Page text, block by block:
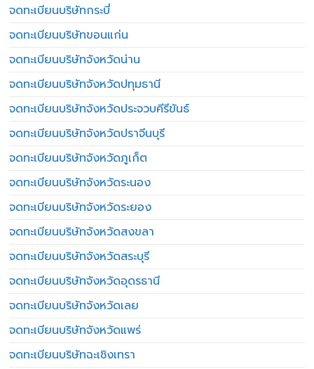
จดทะเบียนบริษัทกระบี่
จดทะเบียนบริษัทขอนแก่น
จดทะเบียนบริษัทจังหวัดน่าน
จดทะเบียนบริษัทจังหวัดปทุมธานี
จดทะเบียนบริษัทจังหวัดประจวบคีรีขันธ์
จดทะเบียนบริษัทจังหวัดปราจีนบุรี
จดทะเบียนบริษัทจังหวัดภูเก็ต
จดทะเบียนบริษัทจังหวัดระนอง
จดทะเบียนบริษัทจังหวัดระยอง
จดทะเบียนบริษัทจังหวัดสงขลา
จดทะเบียนบริษัทจังหวัดสระบุรี
จดทะเบียนบริษัทจังหวัดอุดรธานี
จดทะเบียนบริษัทจังหวัดเลย
จดทะเบียนบริษัทจังหวัดแพร่
จดทะเบียนบริษัทฉะเชิงเทรา